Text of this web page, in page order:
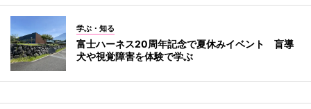
学ぶ・知る
富士ハーネス20周年記念で夏休みイベント 盲導
犬や視覚障害を体験で学ぶ